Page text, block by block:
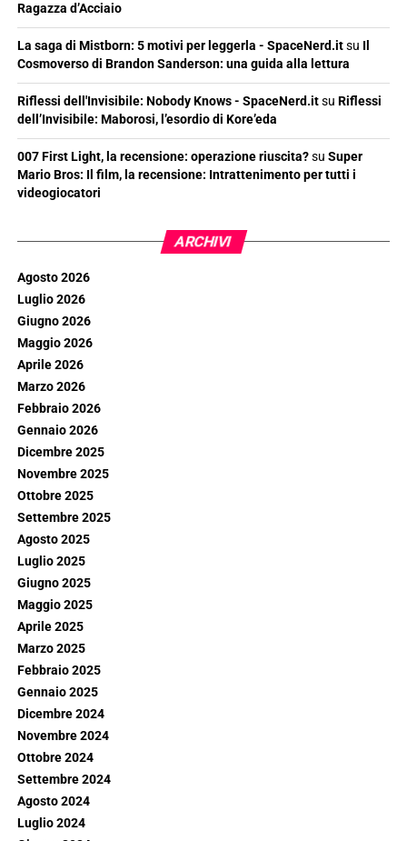
Ragazza d’Acciaio
La saga di Mistborn: 5 motivi per leggerla - SpaceNerd.itsu Il
Cosmoverso di Brandon Sanderson: una guida alla lettura
Riflessi dell'Invisibile: Nobody Knows - SpaceNerd.itsu Riflessi
dell’Invisibile: Maborosi, l’esordio di Kore’eda
007 First Light, la recensione: operazione riuscita?su Super
Mario Bros: Il film, la recensione: Intrattenimento per tutti i
videogiocatori
ARCHIVI
Agosto 2026
Luglio 2026
Giugno 2026
Maggio 2026
Aprile 2026
Marzo 2026
Febbraio 2026
Gennaio 2026
Dicembre 2025
Novembre 2025
Ottobre 2025
Settembre 2025
Agosto 2025
Luglio 2025
Giugno 2025
Maggio 2025
Aprile 2025
Marzo 2025
Febbraio 2025
Gennaio 2025
Dicembre 2024
Novembre 2024
Ottobre 2024
Settembre 2024
Agosto 2024
Luglio 2024